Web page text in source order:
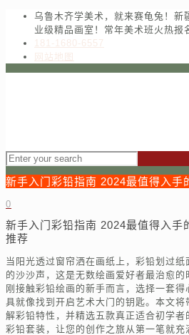
乌鲁木齐学美术，就来赛龟兔！新
业级精品画室！常年美术班火热报
181-1680-6557
网站地图
新手入门彩铅指南 2024最值得入手
0
新手入门彩铅指南 2024最值得入手
推荐
当阳光透过窗帘洒在画纸上，彩铅划过纸
的沙沙声，这是无数绘画爱好者最治愈的
刚接触彩铅绘画的新手而言，选择一套得
具就像找到开启艺术大门的钥匙。本文将
解彩铅特性，并精选五款真正适合初学者
彩铅套装，让您的创作之旅从第一笔就充